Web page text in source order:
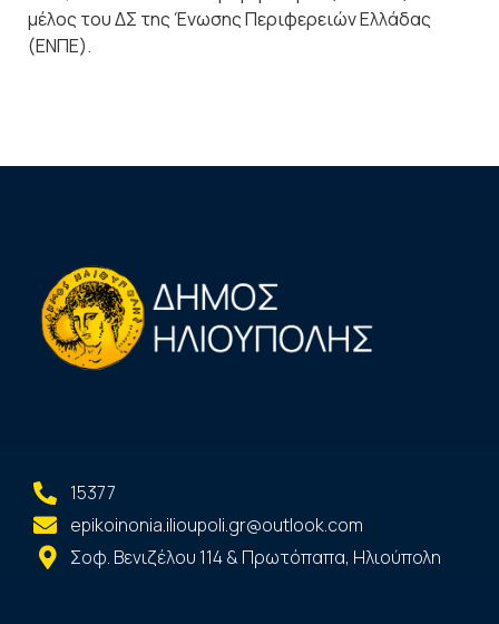
μέλος του ΔΣ της Ένωσης Περιφερειών Ελλάδας
(ΕΝΠΕ).
15377
epikoinonia.ilioupoli.gr@outlook.com
Σοφ. Βενιζέλου 114 & Πρωτόπαπα, Ηλιούπολη